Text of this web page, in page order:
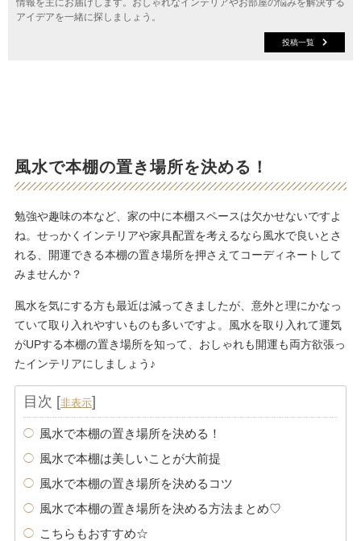
情報を主にお届けします。おしゃれなインテリアやお部屋の悩みを解決する
アイデアを一緒に探しましょう。
投稿一覧
風水で本棚の置き場所を決める！
勉強や趣味の本など、家の中に本棚スペースは欠かせないですよ
ね。せっかくインテリアや家具配置を考えるなら風水で良いとさ
れる、開運できる本棚の置き場所を押さえてコーディネートして
みませんか？
風水を気にする方も最近は減ってきましたが、意外と理にかなっ
ていて取り入れやすいものも多いですよ。風水を取り入れて運気
がUPする本棚の置き場所を知って、おしゃれも開運も両方欲張っ
たインテリアにしましょう♪
目次 [非表示]
風水で本棚の置き場所を決める！
風水で本棚は美しいことが大前提
風水で本棚の置き場所を決めるコツ
風水で本棚の置き場所を決める方法まとめ♡
こちらもおすすめ☆